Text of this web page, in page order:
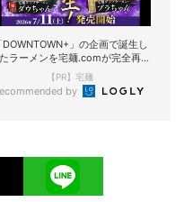
DOWNTOWN+」の企画で誕生し
たラーメンを宅麺.comが完全再
現！
【PR】宅麺
by